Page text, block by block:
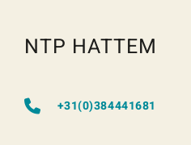
NTP HATTEM
+31(0)384441681